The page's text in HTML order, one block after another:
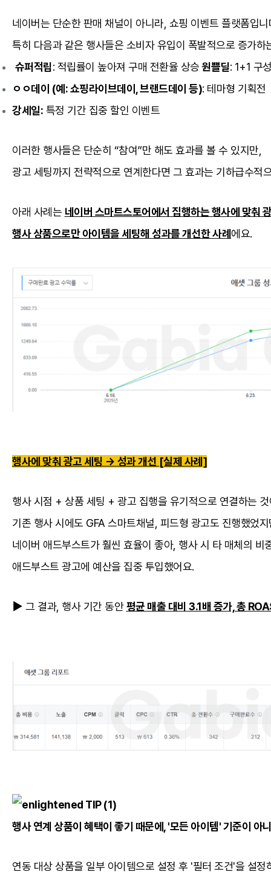
네이버는 단순한 판매 채널이 아니라, 쇼핑 이벤트 플랫폼입니
특히 다음과 같은 행사들은 소비자 유입이 폭발적으로 증가하
슈퍼적립: 적립률이 높아져 구매 전환율 상승원쁠딜: 1+1 구
ㅇㅇ데이 (예: 쇼핑라이브데이, 브랜드데이 등): 테마형 기획전
강세일: 특정 기간 집중 할인 이벤트
이러한 행사들은 단순히 “참여”만 해도 효과를 볼 수 있지만,
광고 세팅까지 전략적으로 연계한다면 그 효과는 기하급수적
아래 사례는 네이버 스마트스토어에서 집행하는 행사에 맞춰
행사 상품으로만 아이템을 세팅해 성과를 개선한 사례 에요.
행사에 맞춰 광고 세팅 → 성과 개선 [실제 사례]
행사 시점 + 상품 세팅 + 광고 집행을 유기적으로 연결하는
기존 행사 시에도 GFA 스마트채널, 피드형 광고도 진행했었지
네이버 애드부스트가 훨씬 효율이 좋아, 행사 시 타 매체의 비
애드부스트 광고에 예산을 집중 투입했어요.
▶ 그 결과, 행사 기간 동안평균 매출 대비 3.1배 증가, 총
TIP (1)
행사 연계 상품이 혜택이 좋기 때문에, '모든 아이템' 기준이 아
연동 대상 상품을 일부 아이템으로 설정 후 '필터 조건'을 설정